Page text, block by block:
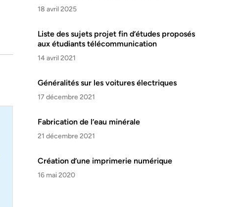
18 avril 2025
Liste des sujets projet fin d’études proposés
aux étudiants télécommunication
14 avril 2021
Généralités sur les voitures électriques
17 décembre 2021
Fabrication de l’eau minérale
21 décembre 2021
Création d’une imprimerie numérique
16 mai 2020